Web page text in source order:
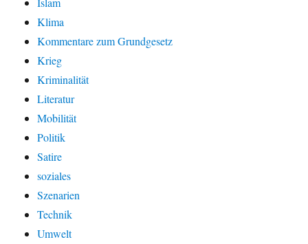
Klima
Kommentare zum Grundgesetz
Krieg
Kriminalität
Literatur
Mobilität
Politik
Satire
soziales
Szenarien
Technik
Umwelt